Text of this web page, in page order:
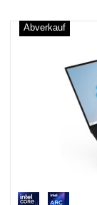
Abverkauf